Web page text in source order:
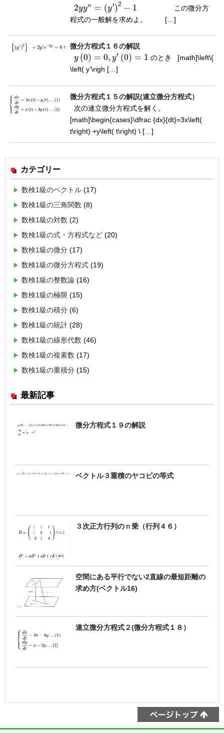
2yy” = (y′)2 − 1
2yy”= y′) 2−1
この微分方
程式の一般解を求めよ。 […]
微分方程式１６の解説
y (0) = 0, y′ (0) = 1
y( 0)=0 ,y′ (0) =1
のとき [math]\left\{
\left( y’\righ […]
微分方程式１５の解説(連立微分方程式）
次の連立微分方程式を解く。
[math]\begin{cases}\dfrac {dx}{dt}=3x\left(
t\right) +y\left( t\right) \ […]
カテゴリー
数検1級のベクトル (17)
数検1級の三角関数 (8)
数検1級の対数 (2)
数検1級の式・方程式など (20)
数検1級の微分 (17)
数検1級の微分方程式 (19)
数検1級の整数論 (16)
数検1級の極限 (15)
数検1級の積分 (6)
数検1級の統計 (28)
数検1級の線形代数 (46)
数検1級の複素数 (17)
数検1級の重積分 (15)
最新記事
微分方程式１９の解説
ベクトル３重積のヤコビの等式
３次正方行列のｎ乗（行列４６）
空間にある平行でない2直線の最短距離の
求め方(ベクトル16)
連立微分方程式２(微分方程式１８）